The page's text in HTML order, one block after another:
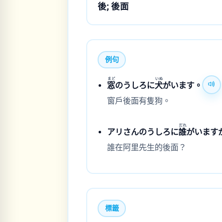
後; 後面
例句
窓
まど
のうしろに犬
いぬ
がいます。
窗戶後面有隻狗。
アリさんのうしろに誰
だれ
がいます
誰在阿里先生的後面？
標籤